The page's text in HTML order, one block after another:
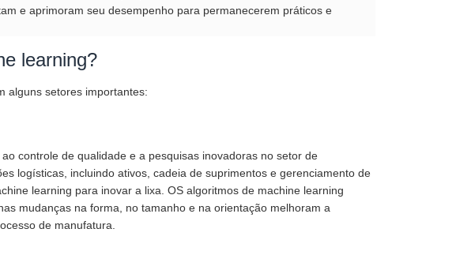
e aprimoram seu desempenho para permanecerem práticos e
learning?
alguns setores importantes:
controle de qualidade e a pesquisas inovadoras no setor de
logísticas, incluindo ativos, cadeia de suprimentos e gerenciamento de
learning para inovar a lixa. OS algoritmos de machine learning
mudanças na forma, no tamanho e na orientação melhoram a
de manufatura.